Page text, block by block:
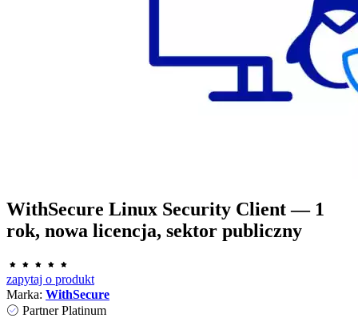
WithSecure Linux Security Client — 1
rok, nowa licencja, sektor publiczny
zapytaj o produkt
Marka: WithSecure
Partner Platinum